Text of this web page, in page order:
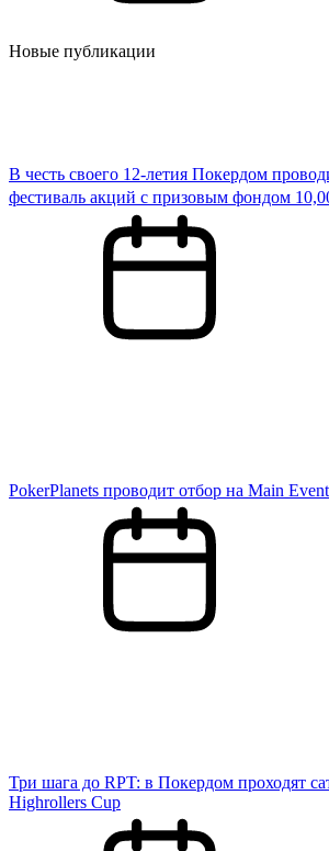
Новые публикации
В честь своего 12-летия Покердом
фестиваль акций с призовым фондом
PokerPlanets проводит отбор на Main
Три шага до RPT: в Покердом проходят
Highrollers Cup